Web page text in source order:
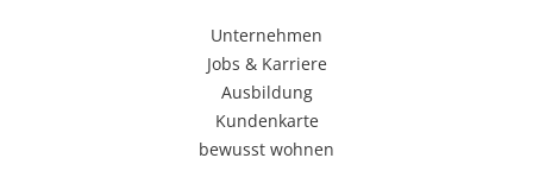
Unternehmen
Jobs & Karriere
Ausbildung
Kundenkarte
bewusst wohnen